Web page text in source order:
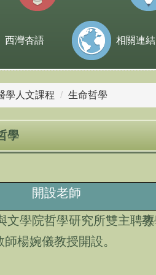
西灣杏語 相關連結
學人文課程 生命哲學
學
開設老師
文學院哲學研究所雙主聘專
師楊婉儀教授開設。